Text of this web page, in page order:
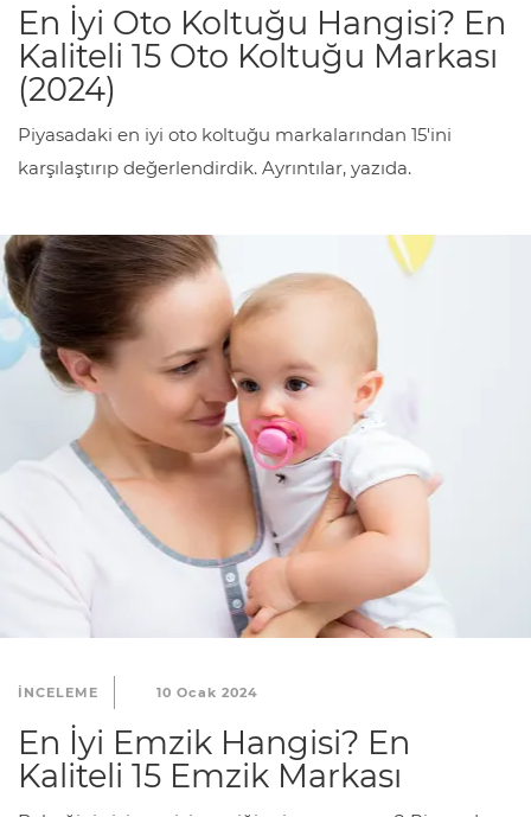
En İyi Oto Koltuğu Hangisi? En
Kaliteli 15 Oto Koltuğu Markası
(2024)
Piyasadaki en iyi oto koltuğu markalarından 15'ini
karşılaştırıp değerlendirdik. Ayrıntılar, yazıda.
INCELEME 10 Ocak 2024
En İyi Emzik Hangisi? En
Kaliteli 15 Emzik Markası